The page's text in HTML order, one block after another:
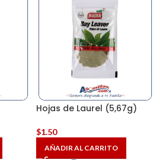
Hojas de Laurel (5,67g)
$1.50
AÑADIR AL CARRITO